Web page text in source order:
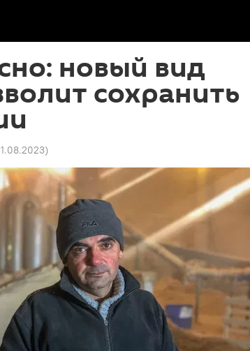
новый вид
сохранить
)